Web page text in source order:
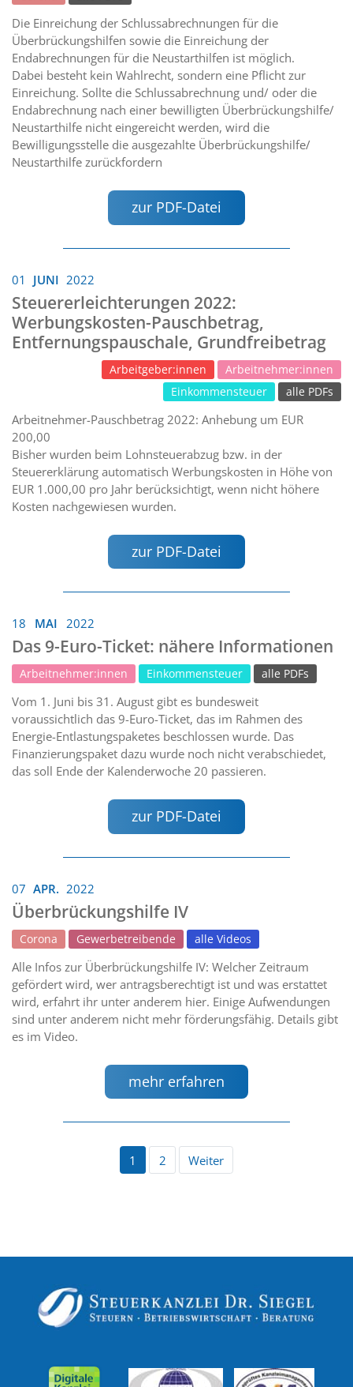
Die Einreichung der Schlussabrechnungen für die
Überbrückungshilfen sowie die Einreichung der
Endabrechnungen für die Neustarthilfen ist möglich.
Dabei besteht kein Wahlrecht, sondern eine Pflicht zur
Einreichung. Sollte die Schlussabrechnung und/ oder die
Endabrechnung nach einer bewilligten Überbrückungshilfe/
Neustarthilfe nicht eingereicht werden, wird die
Bewilligungsstelle die ausgezahlte Überbrückungshilfe/
Neustarthilfe zurückfordern
zur PDF-Datei
01 JUNI 2022
Steuererleichterungen 2022:
Werbungskosten-Pauschbetrag,
Entfernungspauschale, Grundfreibetrag
Arbeitgeber:innen
Arbeitnehmer:innen
Einkommensteuer
alle PDFs
Arbeitnehmer-Pauschbetrag 2022: Anhebung um EUR
200,00
Bisher wurden beim Lohnsteuerabzug bzw. in der
Steuererklärung automatisch Werbungskosten in Höhe von
EUR 1.000,00 pro Jahr berücksichtigt, wenn nicht höhere
Kosten nachgewiesen wurden.
zur PDF-Datei
18 MAI 2022
Das 9-Euro-Ticket: nähere Informationen
Arbeitnehmer:innen Einkommensteuer alle PDFs
Vom 1. Juni bis 31. August gibt es bundesweit
voraussichtlich das 9-Euro-Ticket, das im Rahmen des
Energie-Entlastungspaketes beschlossen wurde. Das
Finanzierungspaket dazu wurde noch nicht verabschiedet,
das soll Ende der Kalenderwoche 20 passieren.
zur PDF-Datei
07 APR. 2022
Überbrückungshilfe IV
Corona Gewerbetreibende alle Videos
Alle Infos zur Überbrückungshilfe IV: Welcher Zeitraum
gefördert wird, wer antragsberechtigt ist und was erstattet
wird, erfahrt ihr unter anderem hier. Einige Aufwendungen
sind unter anderem nicht mehr förderungsfähig. Details gibt
es im Video.
mehr erfahren
1 2 Weiter